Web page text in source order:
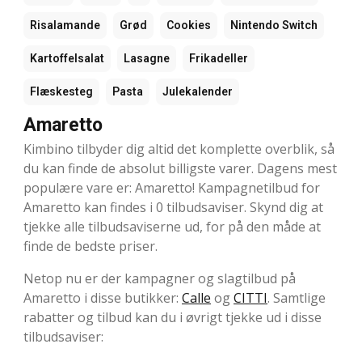
Risalamande Grød Cookies Nintendo Switch
Kartoffelsalat Lasagne Frikadeller
Flæskesteg Pasta Julekalender
Amaretto
Kimbino tilbyder dig altid det komplette overblik, så
du kan finde de absolut billigste varer. Dagens mest
populære vare er: Amaretto! Kampagnetilbud for
Amaretto kan findes i 0 tilbudsaviser. Skynd dig at
tjekke alle tilbudsaviserne ud, for på den måde at
finde de bedste priser.
Netop nu er der kampagner og slagtilbud på
Amaretto i disse butikker: Calle ogCITTI. Samtlige
rabatter og tilbud kan du i øvrigt tjekke ud i disse
tilbudsaviser: